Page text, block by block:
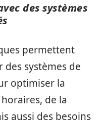
des systèmes
permettent
des systèmes de
optimiser la
de la
aussi des besoins